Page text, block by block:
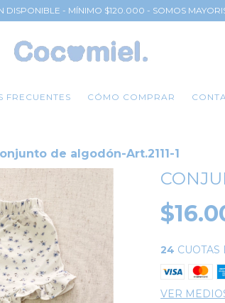
DISPONIBLE - MÍNIMO $120.000 - SOMOS
FRECUENTES CÓMO COMPRAR
de algodón-Art.2111-1
24 CUOTAS
VER